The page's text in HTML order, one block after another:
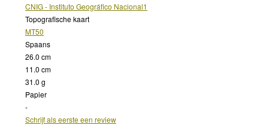
CNIG - Instituto Geográfico Nacional1
Topografische kaart
MT50
Spaans
26.0 cm
11.0 cm
31.0 g
Papier
-
Schrijf als eerste een review